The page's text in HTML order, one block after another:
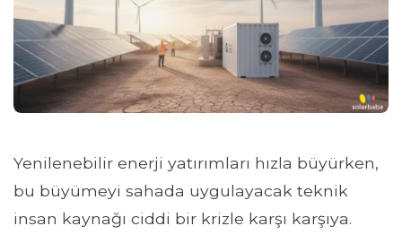
Yenilenebilir enerji yatırımları hızla büyürken,
bu büyümeyi sahada uygulayacak teknik
insan kaynağı ciddi bir krizle karşı karşıya.